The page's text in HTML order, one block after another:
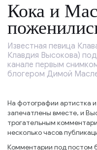
Кока и
Известная певица
Клавдия Высокова)
канале первым
блогером Димой
На фотографии артистка
запечатлены вместе, и
трогательным
несколько часов
Комментарии под постом